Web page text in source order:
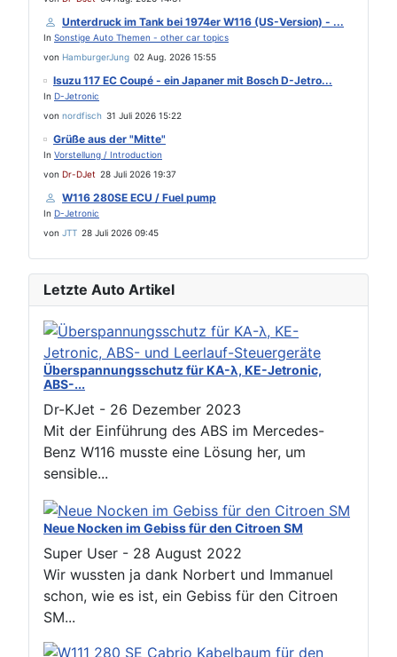
Unterdruck im Tank bei 1974er W116 (US-Version) - ...
In Sonstige Auto Themen - other car topics
von HamburgerJung 02 Aug. 2026 15:55
Isuzu 117 EC Coupé - ein Japaner mit Bosch D-Jetro...
In D-Jetronic
von nordfisch 31 Juli 2026 15:22
Grüße aus der "Mitte"
In Vorstellung / Introduction
von Dr-DJet 28 Juli 2026 19:37
W116 280SE ECU / Fuel pump
In D-Jetronic
von JTT 28 Juli 2026 09:45
Letzte Auto Artikel
Überspannungsschutz für KA-λ, KE-Jetronic,
ABS-...
Dr-KJet - 26 Dezember 2023
Mit der Einführung des ABS im Mercedes-
Benz W116 musste eine Lösung her, um
sensible...
Neue Nocken im Gebiss für den Citroen SM
Super User - 28 August 2022
Wir wussten ja dank Norbert und Immanuel
schon, wie es ist, ein Gebiss für den Citroen
SM...